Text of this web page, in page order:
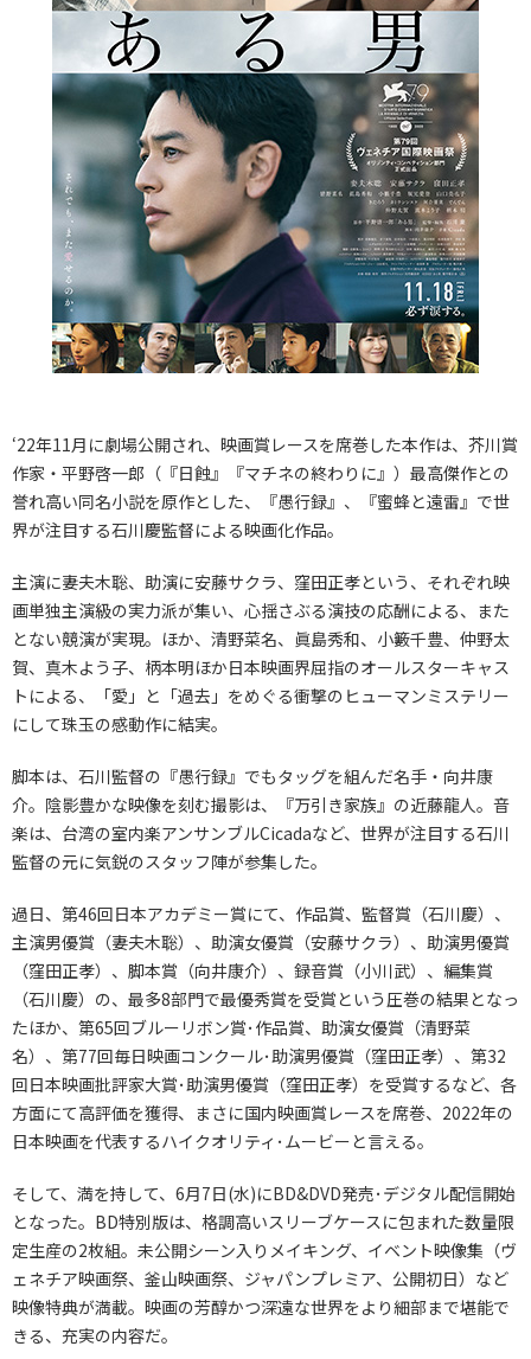
‘22年11月に劇場公開され、映画賞レースを席巻した本作は、芥川賞
作家・平野啓一郎（『日蝕』『マチネの終わりに』）最高傑作との
誉れ高い同名小説を原作とした、『愚行録』、『蜜蜂と遠雷』で世
界が注目する石川慶監督による映画化作品。
主演に妻夫木聡、助演に安藤サクラ、窪田正孝という、それぞれ映
画単独主演級の実力派が集い、心揺さぶる演技の応酬による、また
とない競演が実現。ほか、清野菜名、眞島秀和、小籔千豊、仲野太
賀、真木よう子、柄本明ほか日本映画界屈指のオールスターキャス
トによる、「愛」と「過去」をめぐる衝撃のヒューマンミステリー
にして珠玉の感動作に結実。
脚本は、石川監督の『愚行録』でもタッグを組んだ名手・向井康
介。陰影豊かな映像を刻む撮影は、『万引き家族』の近藤龍人。音
楽は、台湾の室内楽アンサンブルCicadaなど、世界が注目する石川
監督の元に気鋭のスタッフ陣が参集した。
過日、第46回日本アカデミー賞にて、作品賞、監督賞（石川慶）、
主演男優賞（妻夫木聡）、助演女優賞（安藤サクラ）、助演男優賞
（窪田正孝）、脚本賞（向井康介）、録音賞（小川武）、編集賞
（石川慶）の、最多8部門で最優秀賞を受賞という圧巻の結果となっ
たほか、第65回ブルーリボン賞･作品賞、助演女優賞（清野菜
名）、第77回毎日映画コンクール･助演男優賞（窪田正孝）、第32
回日本映画批評家大賞･助演男優賞（窪田正孝）を受賞するなど、各
方面にて高評価を獲得、まさに国内映画賞レースを席巻、2022年の
日本映画を代表するハイクオリティ･ムービーと言える。
そして、満を持して、6月7日(水)にBD&DVD発売･デジタル配信開始
となった。BD特別版は、格調高いスリーブケースに包まれた数量限
定生産の2枚組。未公開シーン入りメイキング、イベント映像集（ヴ
ェネチア映画祭、釜山映画祭、ジャパンプレミア、公開初日）など
映像特典が満載。映画の芳醇かつ深遠な世界をより細部まで堪能で
きる、充実の内容だ。